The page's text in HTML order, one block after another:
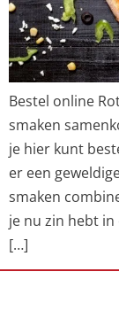
Bestel online
smaken
je hier kunt
er een
smaken
je nu zin hebt in
[…]